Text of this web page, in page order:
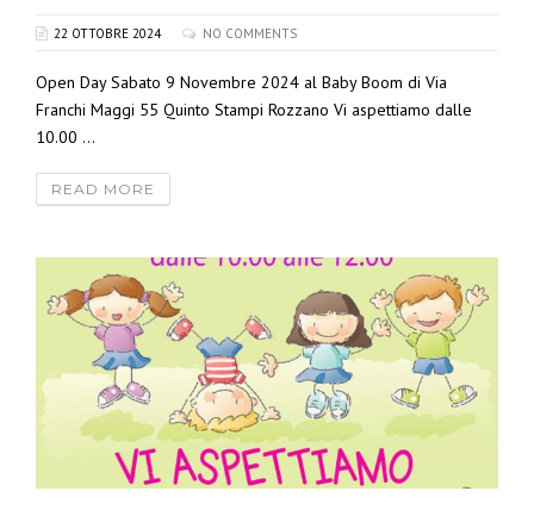
22 OTTOBRE 2024 NO COMMENTS
Open Day Sabato 9 Novembre 2024 al Baby Boom di Via
Franchi Maggi 55 Quinto Stampi Rozzano Vi aspettiamo dalle
10.00 ...
READ MORE